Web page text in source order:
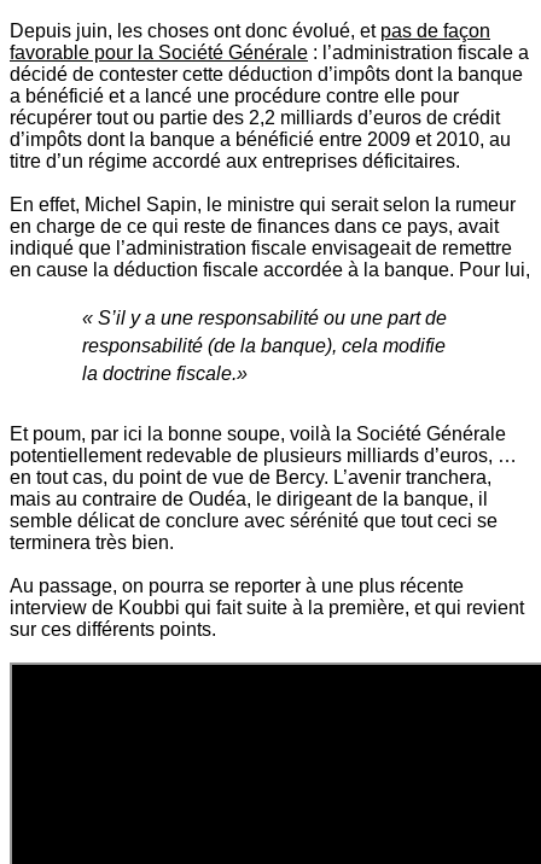
Depuis juin, les choses ont donc évolué, et pas de façon
favorable pour la Société Générale : l’administration fiscale a
décidé de contester cette déduction d’impôts dont la banque
a bénéficié et a lancé une procédure contre elle pour
récupérer tout ou partie des 2,2 milliards d’euros de crédit
d’impôts dont la banque a bénéficié entre 2009 et 2010, au
titre d’un régime accordé aux entreprises déficitaires.
En effet, Michel Sapin, le ministre qui serait selon la rumeur
en charge de ce qui reste de finances dans ce pays, avait
indiqué que l’administration fiscale envisageait de remettre
en cause la déduction fiscale accordée à la banque. Pour lui,
« S’il y a une responsabilité ou une part de
responsabilité (de la banque), cela modifie
la doctrine fiscale.»
Et poum, par ici la bonne soupe, voilà la Société Générale
potentiellement redevable de plusieurs milliards d’euros, …
en tout cas, du point de vue de Bercy. L’avenir tranchera,
mais au contraire de Oudéa, le dirigeant de la banque, il
semble délicat de conclure avec sérénité que tout ceci se
terminera très bien.
Au passage, on pourra se reporter à une plus récente
interview de Koubbi qui fait suite à la première, et qui revient
sur ces différents points.